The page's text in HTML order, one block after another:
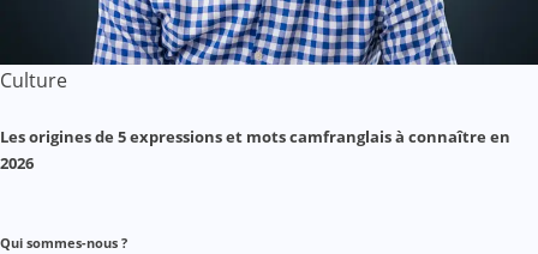
Culture
Les origines de 5 expressions et mots camfranglais à connaître en
2026
Qui sommes-nous ?